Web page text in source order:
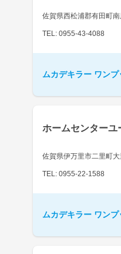
佐賀県西松浦郡有田町南
TEL: 0955-43-4088
ムカデキラー ワン
ホームセンターユ
佐賀県伊万里市二里町大
TEL: 0955-22-1588
ムカデキラー ワン